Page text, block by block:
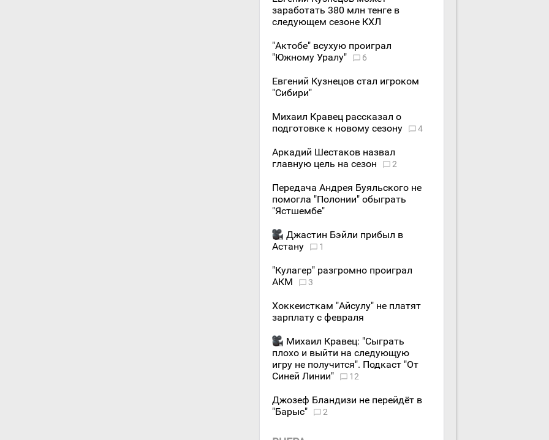
заработать 380 млн тенге в
следующем сезоне КХЛ
"Актобе" всухую проиграл
"Южному Уралу"
6
Евгений Кузнецов стал игроком
"Сибири"
Михаил Кравец рассказал о
подготовке к новому сезону
4
Аркадий Шестаков назвал
главную цель на сезон
2
Передача Андрея Буяльского не
помогла "Полонии" обыграть
"Ястшембе"
Джастин Бэйли прибыл в
Астану
1
"Кулагер" разгромно проиграл
АКМ
3
Хоккеисткам "Айсулу" не платят
зарплату с февраля
Михаил Кравец: "Сыграть
плохо и выйти на следующую
игру не получится". Подкаст "От
Синей Линии"
12
Джозеф Бландизи не перейдёт в
"Барыс"
2